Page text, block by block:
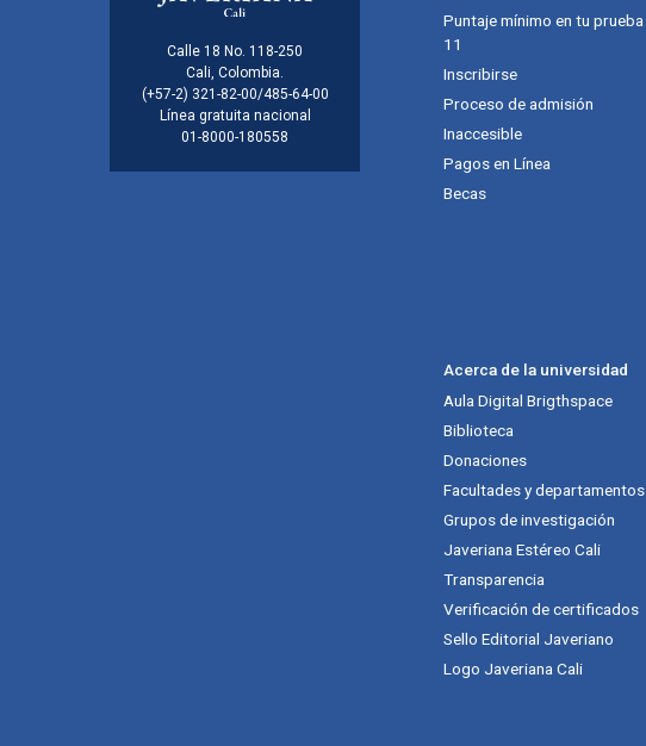
Información de la institución
Calle 18 No. 118-250
Cali, Colombia.
(+57-2) 321-82-00/485-64-00
Línea gratuita nacional
01-8000-180558
Puntaje mínimo en tu
11
Inscribirse
Proceso de admisión
Inaccesible
Pagos en Línea
Becas
Acerca de la universidad
Aula Digital Brigthspace
Biblioteca
Donaciones
Facultades y departamentos
Grupos de investigación
Javeriana Estéreo Cali
Transparencia
Verificación de certificados
Sello Editorial Javeriano
Logo Javeriana Cali